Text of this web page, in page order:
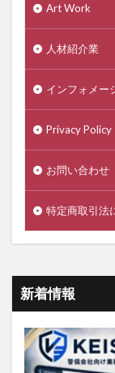
Art Work
人材紹介業
インフォメー
Privacy Policy
お問い合わせ
特定商取引法
新着情報